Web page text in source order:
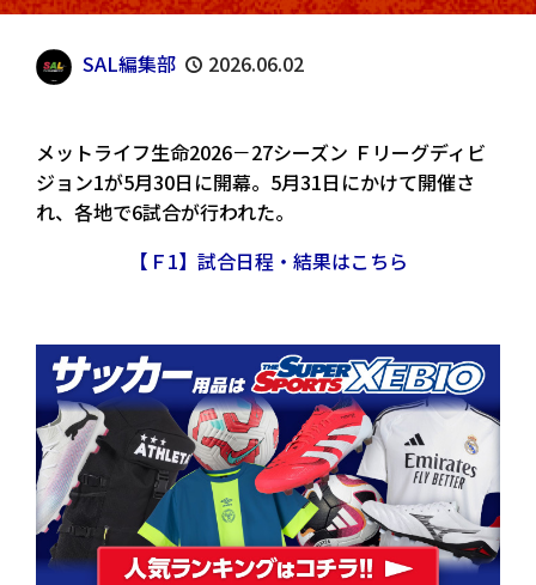
SAL編集部 2026.06.02
メットライフ生命2026－27シーズン Ｆリーグディビ
ジョン1が5月30日に開幕。5月31日にかけて開催さ
れ、各地で6試合が行われた。
【 Ｆ1】試合日程・結果はこちら